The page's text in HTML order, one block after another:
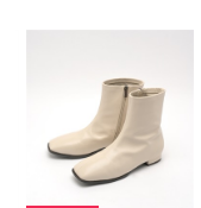
幅広）《la farfa
シューズ》